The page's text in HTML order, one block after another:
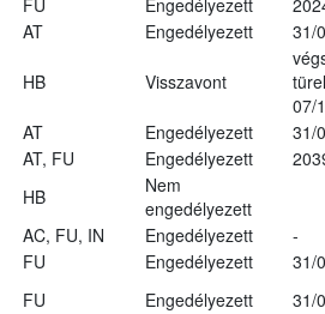
FU Engedélyezett
AT Engedélyezett 31/
HB Visszavont
07/
AT Engedélyezett
31/
AT, FU Engedélyezett
HB
Nem
engedélyezett
AC, FU, IN Engedélyezett
-
FU Engedélyezett
31/
FU Engedélyezett
31/